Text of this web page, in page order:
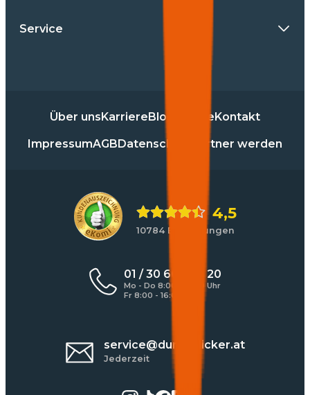
Service
Über uns Karriere Blog Presse Kontakt
ImpressumAGB Datenschutz Partner werden
4,5
10784 Bewertungen
01 / 30 60 900 20
Mo - Do 8:00 - 17:00 Uhr
Fr 8:00 - 16:00 Uhr
service@durchblicker.at
Jederzeit